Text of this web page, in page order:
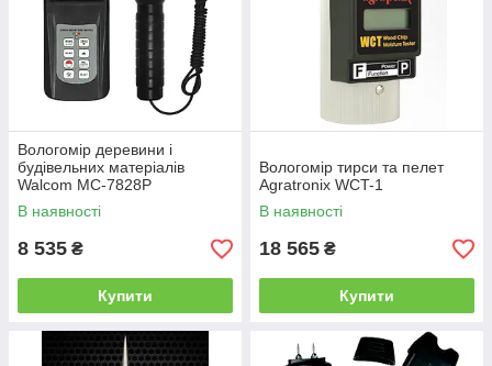
Вологомір деревини і
будівельних матеріалів
Walcom MC-7828P
В наявності
8 535 ₴
Купити
Вологомір тирси та пелет
Agratronix WCT-1
В наявності
18 565 ₴
Купити